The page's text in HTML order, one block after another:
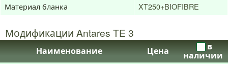
Материал бланка
XT250+BIOFIBRE
Модификации Antares TE 3
Наименование Цена
в
наличии